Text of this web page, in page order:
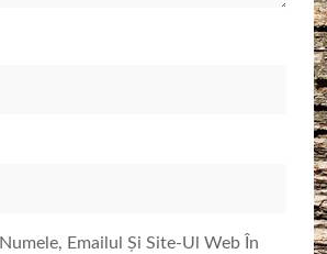
Emailul Și Site-Ul Web În